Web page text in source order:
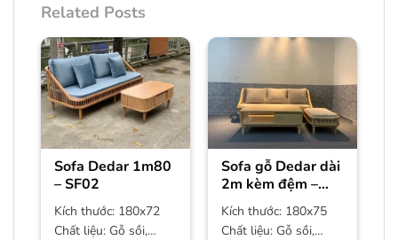
Related Posts
Sofa Dedar 1m80
– SF02
Kích thước: 180x72
Chất liệu: Gỗ sồi,
Sofa gỗ Dedar dài
2m kèm đệm –
SF01
Kích thước: 180x75
Chất liệu: Gỗ sồi,